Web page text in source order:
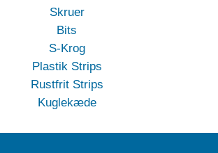
Skruer
Bits
S-Krog
Plastik Strips
Rustfrit Strips
Kuglekæde